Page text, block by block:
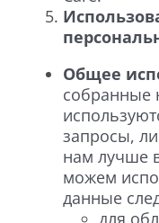
Общее
собранные
запросы,
нам лучше
можем
данные
для